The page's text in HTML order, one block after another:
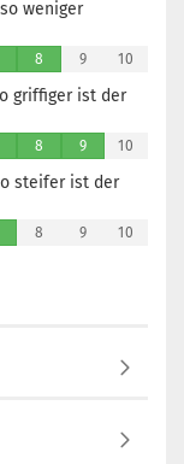
weniger
8 9 10
griffiger ist der
8 9 10
steifer ist der
8 9 10